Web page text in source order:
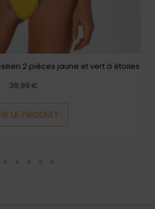
2 pièces jaune et vert à étoiles
39,99€
LE PRODUIT
produit